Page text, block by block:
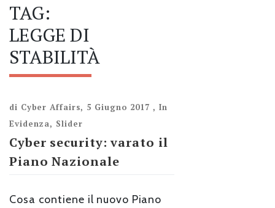
TAG:
LEGGE DI
STABILITÀ
di Cyber Affairs, 5 Giugno 2017 , In
Evidenza, Slider
Cyber security: varato il
Piano Nazionale
Cosa contiene il nuovo Piano